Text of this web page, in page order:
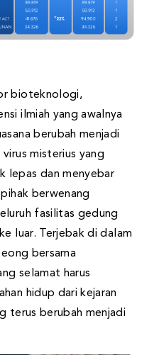
bioteknologi,
ilmiah yang awalnya
berubah menjadi
misterius yang
lepas dan menyebar
berwenang
fasilitas gedung
luar. Terjebak di dalam
bersama
selamat harus
hidup dari kejaran
terus berubah menjadi